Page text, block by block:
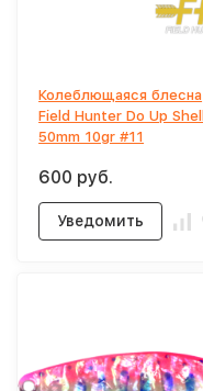
Колеблющаяся блесна
Field Hunter Do Up Shell
50mm 10gr #11
600 руб.
Уведомить